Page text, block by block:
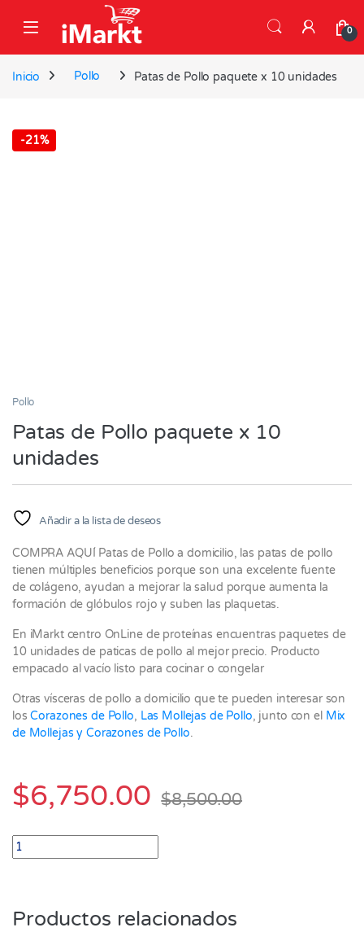
0
Inicio Pollo Patas de Pollo paquete x 10 unidades
-21%
Pollo
Patas de Pollo paquete x 10
unidades
Añadir a la lista de deseos
COMPRA AQUÍ Patas de Pollo a domicilio, las patas de pollo
tienen múltiples beneficios porque son una excelente fuente
de colágeno, ayudan a mejorar la salud porque aumenta la
formación de glóbulos rojo y suben las plaquetas.
En iMarkt centro OnLine de proteínas encuentras paquetes de
10 unidades de paticas de pollo al mejor precio. Producto
empacado al vacío listo para cocinar o congelar
Otras vísceras de pollo a domicilio que te pueden interesar son
losCorazones de Pollo, Las Mollejas de Pollo, junto con el Mix
de Mollejas y Corazones de Pollo.
$6,750.00 $8,500.00
Patas de Pollo paquete x 10 unidades quantity
Productos relacionados